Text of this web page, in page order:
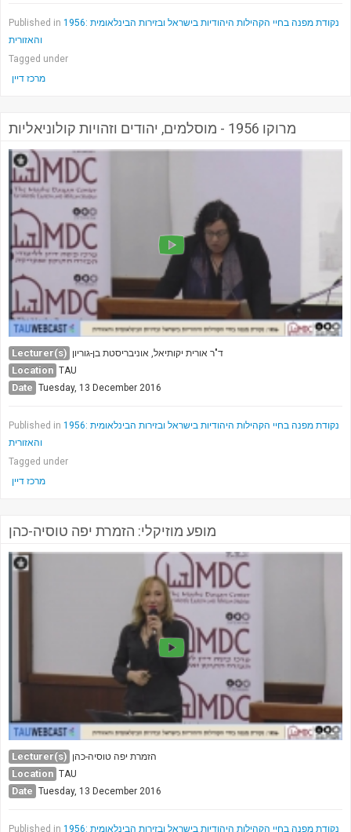
Published in 1956: נקודת מפנה בחיי הקהילות היהודיות בישראל ובזירות הבינלאומית
והאזורית
Tagged under
מרכז דיין
מרוקו 1956 - מוסלמים, יהודים וזהויות קולוניאליות
Lecturer(s) ד"ר אורית יקותיאל, אוניבריסטת בן-גוריון
Location TAU
Date Tuesday, 13 December 2016
Published in 1956: נקודת מפנה בחיי הקהילות היהודיות בישראל ובזירות הבינלאומית
והאזורית
Tagged under
מרכז דיין
מופע מוזיקלי: הזמרת יפה טוסיה-כהן
Lecturer(s) הזמרת יפה טוסיה-כהן
Location TAU
Date Tuesday, 13 December 2016
Published in 1956: נקודת מפנה בחיי הקהילות היהודיות בישראל ובזירות הבינלאומית